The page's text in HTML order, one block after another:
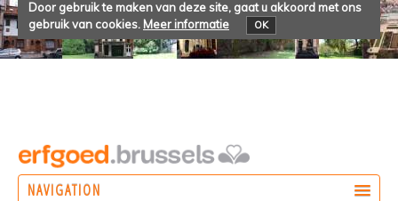
Door gebruik te maken van deze site, gaat u akkoord met ons
gebruik van cookies. Meer informatie OK
NAVIGATION